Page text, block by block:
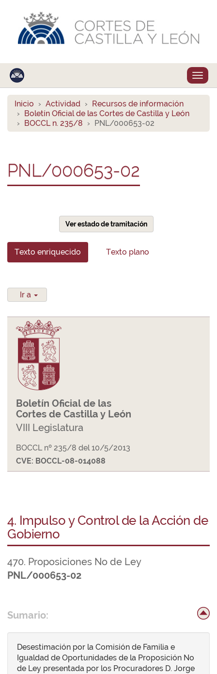
Inicio Actividad
Recursos de información
Boletín Oficial de las Cortes de Castilla y León
BOCCL n. 235/8
PNL/000653-02
PNL/000653-02
Ver estado de tramitación
Texto enriquecido Texto plano
Ir a
Boletín Oficial de las
Cortes de Castilla y León
VIII Legislatura
BOCCL nº 235/8 del 10/5/2013
CVE: BOCCL-08-014088
4. Impulso y Control de la Acción de
Gobierno
470. Proposiciones No de Ley
PNL/000653-02
Sumario:
Desestimación por la Comisión de Familia e
Igualdad de Oportunidades de la Proposición No
de Ley presentada por los Procuradores D. Jorge